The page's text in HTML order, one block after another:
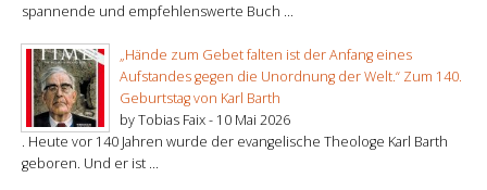
spannende und empfehlenswerte Buch ...
„Hände zum Gebet falten ist der Anfang eines
Aufstandes gegen die Unordnung der Welt.“ Zum 140.
Geburtstag von Karl Barth
by Tobias Faix - 10 Mai 2026
. Heute vor 140 Jahren wurde der evangelische Theologe Karl Barth
geboren. Und er ist ...